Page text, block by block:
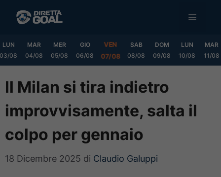
MENU
LUN
03/08
MAR
04/08
MER
05/08
GIO
06/08
VEN
07/08
SAB
08/08
DOM
09/08
LUN
10/08
MAR
11/08
Il Milan si tira indietro
improvvisamente, salta il
colpo per gennaio
18 Dicembre 2025 di Claudio Galuppi